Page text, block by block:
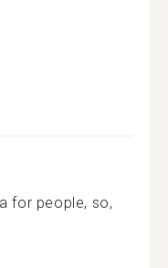
for people, so,